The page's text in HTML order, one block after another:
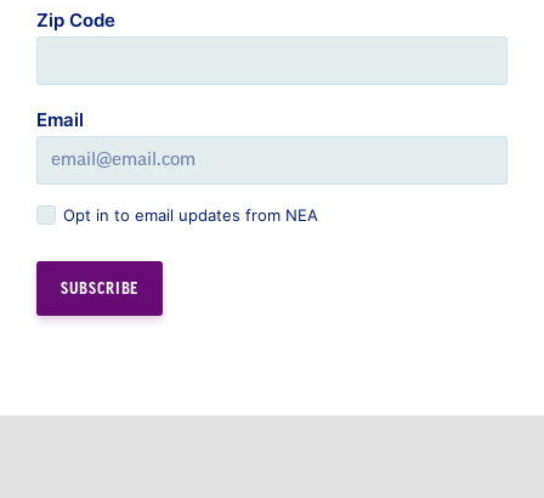
Zip Code
Email
Opt in to email updates from NEA